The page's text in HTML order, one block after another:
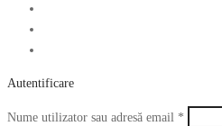
Autentificare
Nume utilizator sau adresă email *